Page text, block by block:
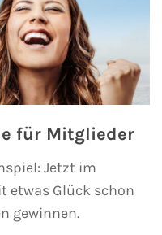
für Mitglieder
Jetzt im
etwas Glück schon
gewinnen.